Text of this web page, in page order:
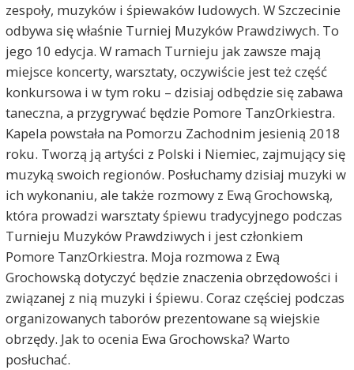
zespoły, muzyków i śpiewaków ludowych. W Szczecinie
odbywa się właśnie Turniej Muzyków Prawdziwych. To
jego 10 edycja. W ramach Turnieju jak zawsze mają
miejsce koncerty, warsztaty, oczywiście jest też część
konkursowa i w tym roku – dzisiaj odbędzie się zabawa
taneczna, a przygrywać będzie Pomore TanzOrkiestra.
Kapela powstała na Pomorzu Zachodnim jesienią 2018
roku. Tworzą ją artyści z Polski i Niemiec, zajmujący się
muzyką swoich regionów. Posłuchamy dzisiaj muzyki w
ich wykonaniu, ale także rozmowy z Ewą Grochowską,
która prowadzi warsztaty śpiewu tradycyjnego podczas
Turnieju Muzyków Prawdziwych i jest członkiem
Pomore TanzOrkiestra. Moja rozmowa z Ewą
Grochowską dotyczyć będzie znaczenia obrzędowości i
związanej z nią muzyki i śpiewu. Coraz częściej podczas
organizowanych taborów prezentowane są wiejskie
obrzędy. Jak to ocenia Ewa Grochowska? Warto
posłuchać.